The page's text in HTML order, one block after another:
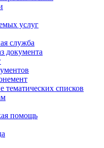
услуг
служба
документа
тематических списков
помощь